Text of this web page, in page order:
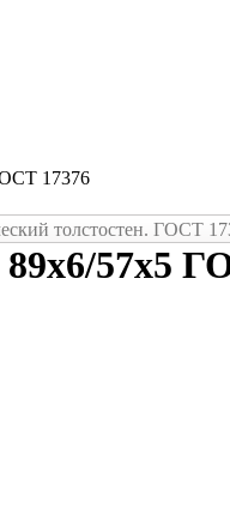
17376
толстостен. ГОСТ
57х5